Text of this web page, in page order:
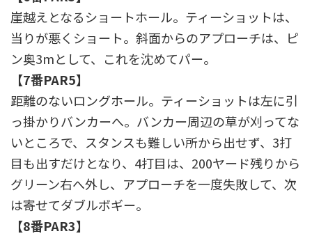
崖越えとなるショートホール。ティーショットは、
当りが悪くショート。斜面からのアプローチは、ピ
ン奥3mとして、これを沈めてパー。
【7番PAR5】
距離のないロングホール。ティーショットは左に引
っ掛かりバンカーへ。バンカー周辺の草が刈ってな
いところで、スタンスも難しい所から出せず、3打
目も出すだけとなり、4打目は、200ヤード残りから
グリーン右へ外し、アプローチを一度失敗して、次
は寄せてダブルボギー。
【8番PAR3】